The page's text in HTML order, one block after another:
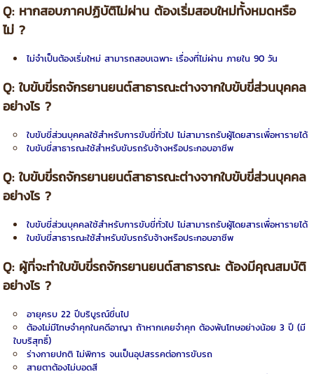
Q: หากสอบภาคปฏิบัติไม่ผ่าน ต้องเริ่มสอบใหม่ทั้งหมดหรือ
ไม่?
ไม่จำเป็นต้องเริ่มใหม่ สามารถสอบเฉพาะ เรื่องที่ไม่ผ่าน ภายใน 90 วัน
Q:ใบขับขี่รถจักรยานยนต์สาธารณะต่างจากใบขับขี่ส่วนบุคคล
อย่างไร?
ใบขับขี่ส่วนบุคคลใช้สำหรับการขับขี่ทั่วไป ไม่สามารถรับผู้โดยสารเพื่อหารายได้
ใบขับขี่สาธารณะใช้สำหรับขับรถรับจ้างหรือประกอบอาชีพ
Q:ใบขับขี่รถจักรยานยนต์สาธารณะต่างจากใบขับขี่ส่วนบุคคล
อย่างไร?
ใบขับขี่ส่วนบุคคลใช้สำหรับการขับขี่ทั่วไป ไม่สามารถรับผู้โดยสารเพื่อหารายได้
ใบขับขี่สาธารณะใช้สำหรับขับรถรับจ้างหรือประกอบอาชีพ
Q: ผู้ที่จะทำใบขับขี่รถจักรยานยนต์สาธารณะ ต้องมีคุณสมบัติ
อย่างไร?
อายุครบ 22 ปีบริบูรณ์ขึ่นไป
ต้องไม่มีโทษจำคุกในคดีอาญา ถ้าหากเคยจำคุก ต้องพ้นโทษอย่างน้อย 3 ปี (มี
ใบบริสุทธิ์)
ร่างกายปกติ ไม่พิการ จนเป็นอุปสรรคต่อการขับรถ
สายตาต้องไม่บอดสี